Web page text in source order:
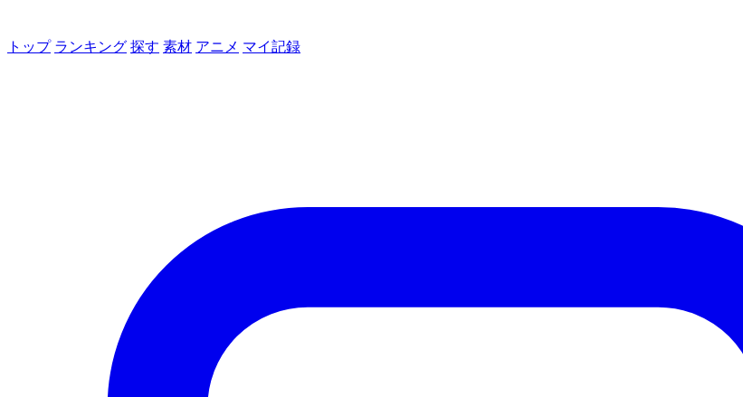
トップ ランキング 探す 素材 アニメ マイ記録